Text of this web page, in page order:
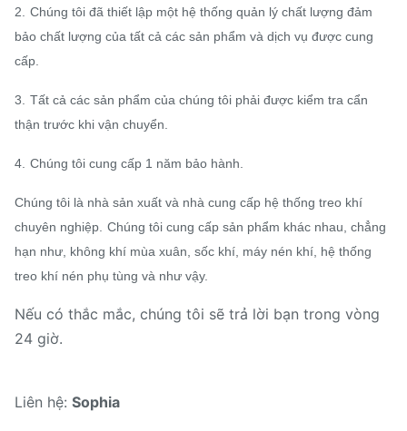
2.
Chúng tôi đã thiết lập một hệ thống quản lý chất lượng đảm
bảo chất lượng của tất cả các sản phẩm và dịch vụ được cung
cấp.
3.
Tất cả các sản phẩm của chúng tôi phải được kiểm tra cẩn
thận trước khi vận chuyển.
4. Chúng tôi cung cấp 1 năm bảo hành.
Chúng tôi là nhà sản xuất và nhà cung cấp hệ thống treo khí
chuyên nghiệp. Chúng tôi cung cấp sản phẩm khác nhau, chẳng
hạn như, không khí mùa xuân, sốc khí, máy nén khí, hệ thống
treo khí nén phụ tùng và như vậy.
Nếu có thắc mắc, chúng tôi sẽ trả lời bạn trong vòng
24 giờ.
Liên hệ: Sophia